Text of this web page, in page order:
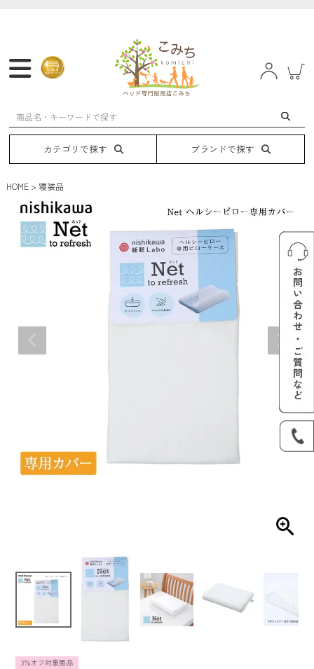
マットレス フレーム ベッド 電動ベッド
カテゴリで探す ブランドで探す
HOME 寝装品
3％オフ対象商品